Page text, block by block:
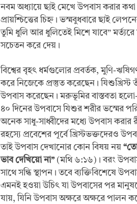
নবম অধ্যায়ে ছাই মেখে উপবাস করার
প্রায়শ্চিত্তের চিহ্ন। ভস্মবুধবারে ছাই
তুমি ধুলি আর ধুলিতেই মিশে যাবে”
সচেতন করে দেয়।
বিশ্বের বৃহৎ ধর্মগুলোর প্রবর্তক, মুণি-
করে নিজেকে প্রস্তুত করেছেন। যিশুখ্রিস্ট
উপবাস করেছেন। মরুভূমির বাস্তবতা
৪০ দিনের উপবাসে যিশুর শরীর ভস্মের
অনেক সাধু-সাধ্বীদের মধ্যে উপবাস করার
রহস্যে প্রবেশের পূর্বে খ্রিস্টভক্তদেরও
তাই উপবাস দেখানোর কোন বিষয় নয়
ভাব দেখিয়ো না”(মথি ৬:১৬)। বরং
সাথে সন্ধি স্থাপন। তবে ব্যক্তিবিশেষে
এমনই হওয়া উচিৎ যা উপবাসের পর
যায়, যিনি উপবাস অক্ষরে অক্ষরে পালন